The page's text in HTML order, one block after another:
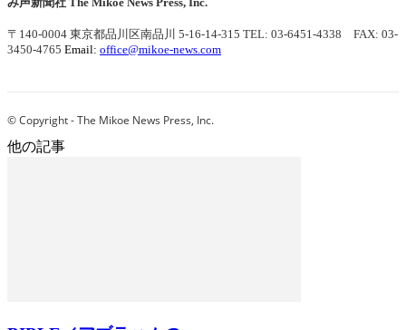
〒140-0004 東京都品川区南品川 5-16-14-315 TEL: 03-6451-4338 FAX: 03-
3450-4765 Email: office@mikoe-news.com
© Copyright - The Mikoe News Press, Inc.
他の記事